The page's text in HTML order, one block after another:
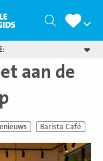
Zoeken
aan de
Barista Café